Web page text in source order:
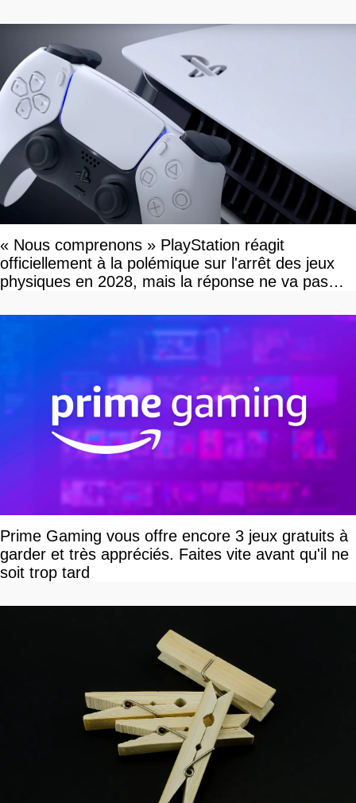
« Nous comprenons » PlayStation réagit
officiellement à la polémique sur l'arrêt des jeux
physiques en 2028, mais la réponse ne va pas
Prime Gaming vous offre encore 3 jeux gratuits à
garder et très appréciés. Faites vite avant qu'il ne
soit trop tard